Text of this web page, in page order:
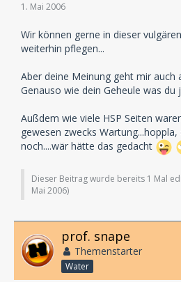
1. Mai 2006
Wir können gerne in dieser
weiterhin pflegen...
Aber deine Meinung geht mir auch
Genauso wie dein Geheule was du
Außdem wie viele HSP Seiten
gewesen zwecks
noch....wär hätte das gedacht
Dieser Beitrag wurde bereits 1 Mal
Mai 2006)
prof. snape
Themenstarter
Water